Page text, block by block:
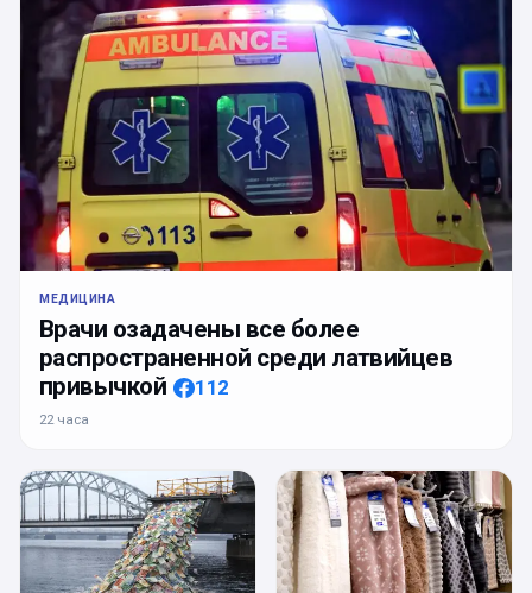
МЕДИЦИНА
Врачи озадачены все более
распространенной среди латвийцев
привычкой
112
22 часа